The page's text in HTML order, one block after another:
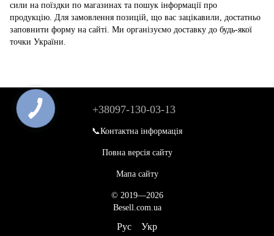
сили на поїздки по магазинах та пошук інформації про
продукцію. Для замовлення позицій, що вас зацікавили, достатньо
заповнити форму на сайті. Ми організуємо доставку до будь-якої
точки України.
+38097-130-03-13
📞Контактна інформація
Повна версія сайту
Мапа сайту
© 2019—2026
Besell.com.ua
Рус Укр